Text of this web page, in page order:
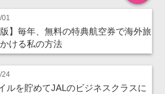
版】毎年、無料の特典航空券で海外旅
ける私の方法
24
ルを貯めてJALのビジネスクラスに